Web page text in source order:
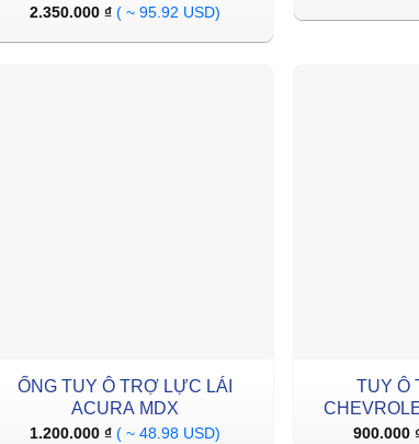
2.350.000₫ ( ~ 95.92 USD)
ỐNG TUY Ô TRỢ LỰC LÁI
ACURA MDX
1.200.000₫ ( ~ 48.98 USD)
TUY Ô
900.000